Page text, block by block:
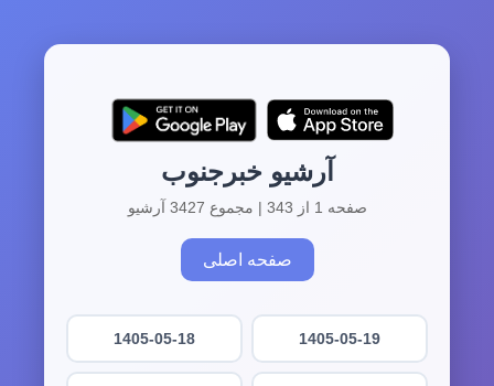
آرشیو خبرجنوب
صفحه 1 از 343 | مجموع 3427 آرشیو
صفحه اصلی
1405-05-19
1405-05-18